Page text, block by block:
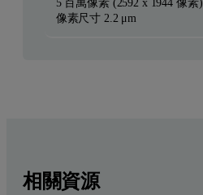
像素尺寸 2.2 μm
相關資源